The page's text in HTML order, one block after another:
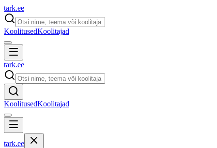
tark.ee
KoolitusedKoolitajad
tark.ee
KoolitusedKoolitajad
tark.ee